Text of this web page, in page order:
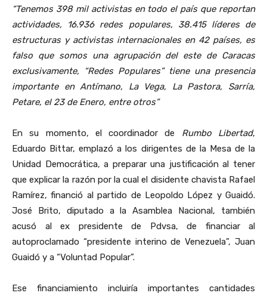
“Tenemos 398 mil activistas en todo el país que reportan
actividades, 16.936 redes populares, 38.415 líderes de
estructuras y activistas internacionales en 42 países, es
falso que somos una agrupación del este de Caracas
exclusivamente, “Redes Populares” tiene una presencia
importante en Antímano, La Vega, La Pastora, Sarría,
Petare, el 23 de Enero, entre otros”
En su momento, el coordinador de Rumbo Libertad,
Eduardo Bittar, emplazó a los dirigentes de la Mesa de la
Unidad Democrática, a preparar una justificación al tener
que explicar la razón por la cual el disidente chavista Rafael
Ramírez, financió al partido de Leopoldo López y Guaidó.
José Brito, diputado a la Asamblea Nacional, también
acusó al ex presidente de Pdvsa, de financiar al
autoproclamado “presidente interino de Venezuela”, Juan
Guaidó y a “Voluntad Popular”.
Ese financiamiento incluiría importantes cantidades